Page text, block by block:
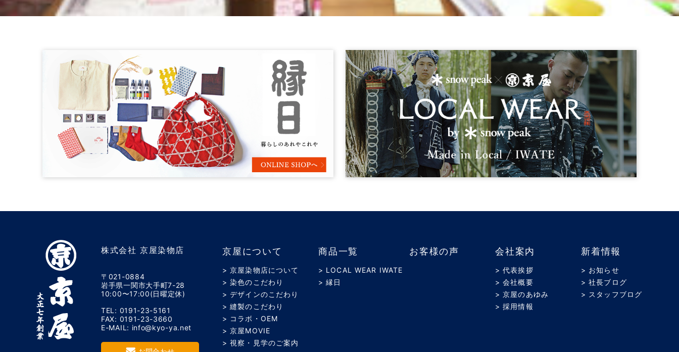
株式会社 京屋染物店
〒021-0884
岩手県一関市大手町7-28
10:00〜17:00(日曜定休)
TEL: 0191-23-5161
FAX: 0191-23-3660
E-MAIL: info@kyo-ya.net
京屋について
> 京屋染物店について
> 染色のこだわり
> デザインのこだわり
> 縫製のこだわり
> コラボ・OEM
> 京屋MOVIE
> 視察・見学のご案内
商品一覧
> LOCAL WEAR IWATE
> 縁日
お客様の声 会社案内
> 代表挨拶
> 会社概要
> 京屋のあゆみ
> 採用情報
新着情報
> お知らせ
> 社長ブログ
> スタッフブログ